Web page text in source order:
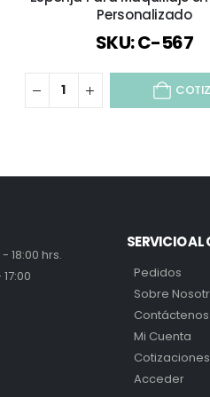
Personalizado
SKU: C-567
18:00 hrs.
SERVICIO AL
Pedidos
Sobre
Contáctenos
Mi Cuenta
Cotizaciones
Acceder